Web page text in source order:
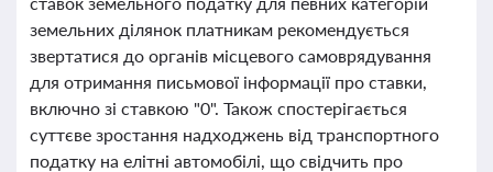
земельних ділянок платникам рекомендується
звертатися до органів місцевого самоврядування
для отримання письмової інформації про ставки,
включно зі ставкою "0". Також спостерігається
суттєве зростання надходжень від транспортного
податку на елітні автомобілі, що свідчить про